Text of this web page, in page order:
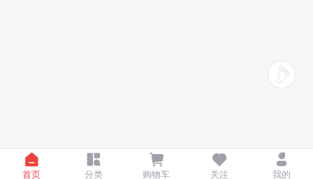
首页 分类 购物车 关注 我的